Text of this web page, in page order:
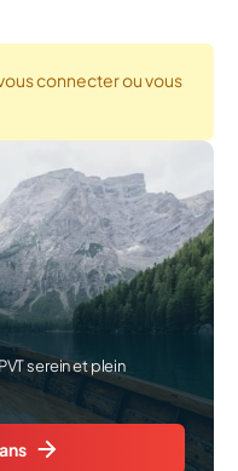
connecter ou vous
serein et plein